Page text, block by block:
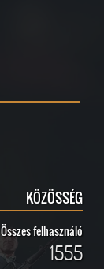
KÖZÖSSÉG
Összes felhasználó
1555